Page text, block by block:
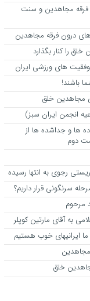
فرقه مجاهدین و سنت
درون فرقه مجاهدین
را کنار بگذارد
های ورزشی ایران
باشند!
مجاهدین خلق
انجمن ایران سبز)
ها و جداشده ها از
دوم
رجوی به انتها رسیده
سرنگونی قرار داریم؟
مرحوم
به آقای مارتین کوپلر
ایرانیهای خوب هستیم
مجاهدین
خلق